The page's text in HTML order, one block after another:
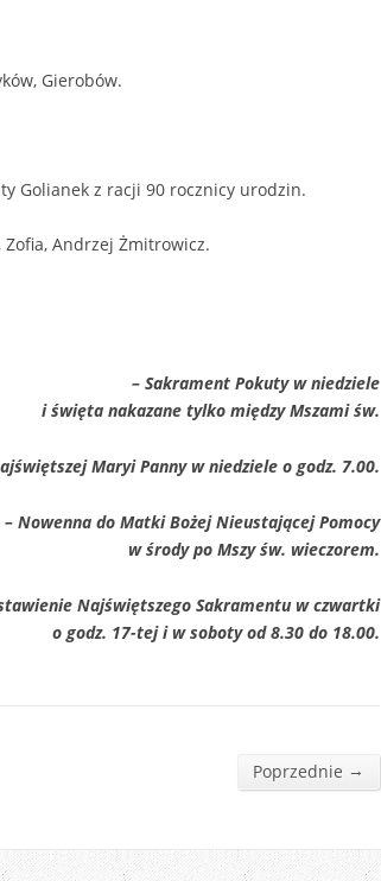
Gierobów.
Golianek z racji 90 rocznicy urodzin.
Zofia, Andrzej Żmitrowicz.
– Sakrament Pokuty w niedziele
i święta nakazane tylko między Mszami św.
Maryi Panny w niedziele o godz. 7.00.
– Nowenna do Matki Bożej Nieustającej Pomocy
w środy po Mszy św. wieczorem.
Najświętszego Sakramentu w czwartki
o godz. 17-tej i w soboty od 8.30 do 18.00.
Poprzednie →